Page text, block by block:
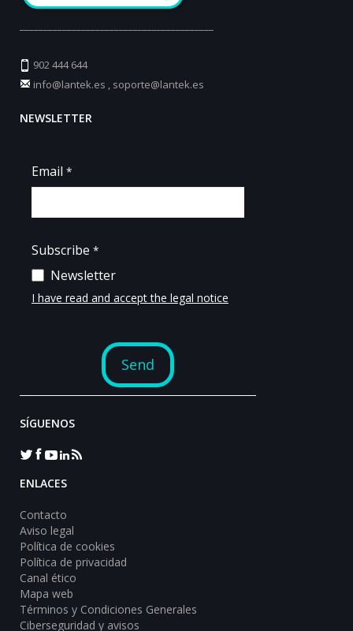
902 444 644
info@lantek.es , soporte@lantek.es
NEWSLETTER
SÍGUENOS
ENLACES
Contacto
Aviso legal
Política de cookies
Política de privacidad
Canal ético
Mapa web
Términos y Condiciones Generales
Ciberseguridad y avisos